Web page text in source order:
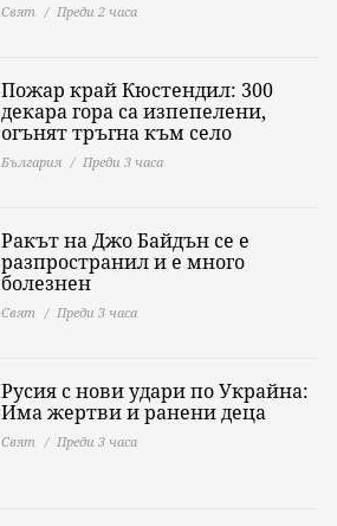
Свят Преди 2 часа
Пожар край Кюстендил: 300
декара гора са изпепелени,
огънят тръгна към село
България Преди 3 часа
Ракът на Джо Байдън се е
разпространил и е много
болезнен
Свят Преди 3 часа
Русия с нови удари по Украйна:
Има жертви и ранени деца
Свят Преди 3 часа